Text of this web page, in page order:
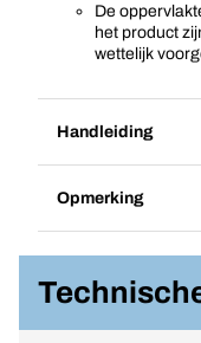
De
het product
wettelijk
Handleiding
Opmerking